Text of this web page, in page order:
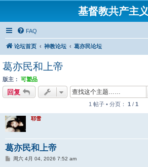
基督教共产主义
FAQ
论坛首页 神教论坛 葛亦民论坛
葛亦民和上帝
版主： 可塑品
回复
1 帖子 • 分页： 1 / 1
耶雪
葛亦民和上帝
帖周六 4月 04, 2026 7:52 am